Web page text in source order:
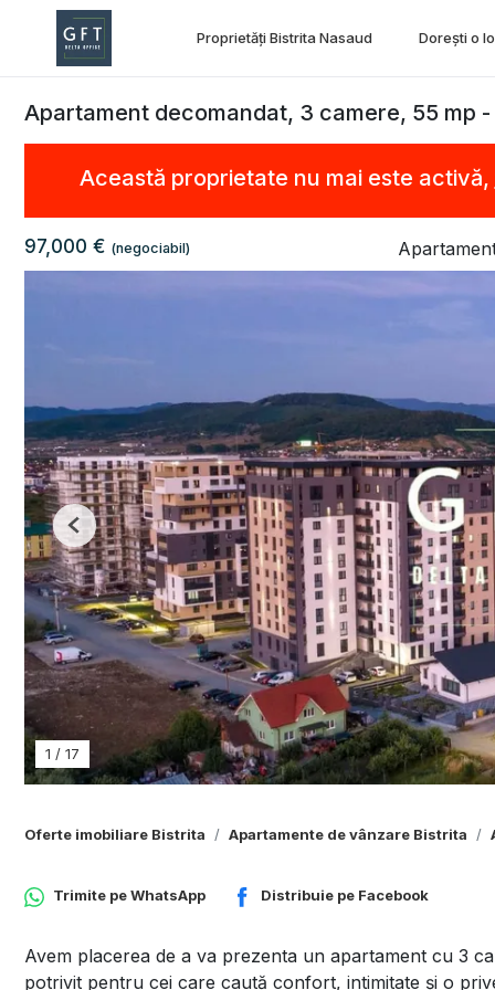
Proprietăți Bistrita Nasaud Dorești o
Apartament decomandat, 3 camere, 55 mp
Această proprietate nu mai este activă,
97,000 € (negociabil)
1 / 17
Previous
Oferte imobiliare Bistrita Apartamente de vânzare Bistrita
Trimite peWhatsApp Distribuie pe Facebook
Avem placerea de a va prezenta un apartament cu 3
potrivit pentru cei care caută confort, intimitate și o